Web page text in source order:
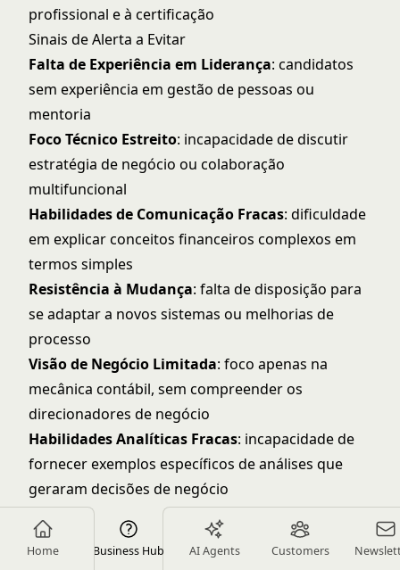
Home Business Hub AI Agents Customers
profissional e à certificação
Sinais de Alerta a Evitar
Falta de Experiência em Liderança: candidatos
sem experiência em gestão de pessoas ou
mentoria
Foco Técnico Estreito: incapacidade de discutir
estratégia de negócio ou colaboração
multifuncional
Habilidades de Comunicação Fracas: dificuldade
em explicar conceitos financeiros complexos em
termos simples
Resistência à Mudança: falta de disposição para
se adaptar a novos sistemas ou melhorias de
processo
Visão de Negócio Limitada: foco apenas na
mecânica contábil, sem compreender os
direcionadores de negócio
Habilidades Analíticas Fracas: incapacidade de
fornecer exemplos específicos de análises que
geraram decisões de negócio
Seção de Perguntas Frequentes